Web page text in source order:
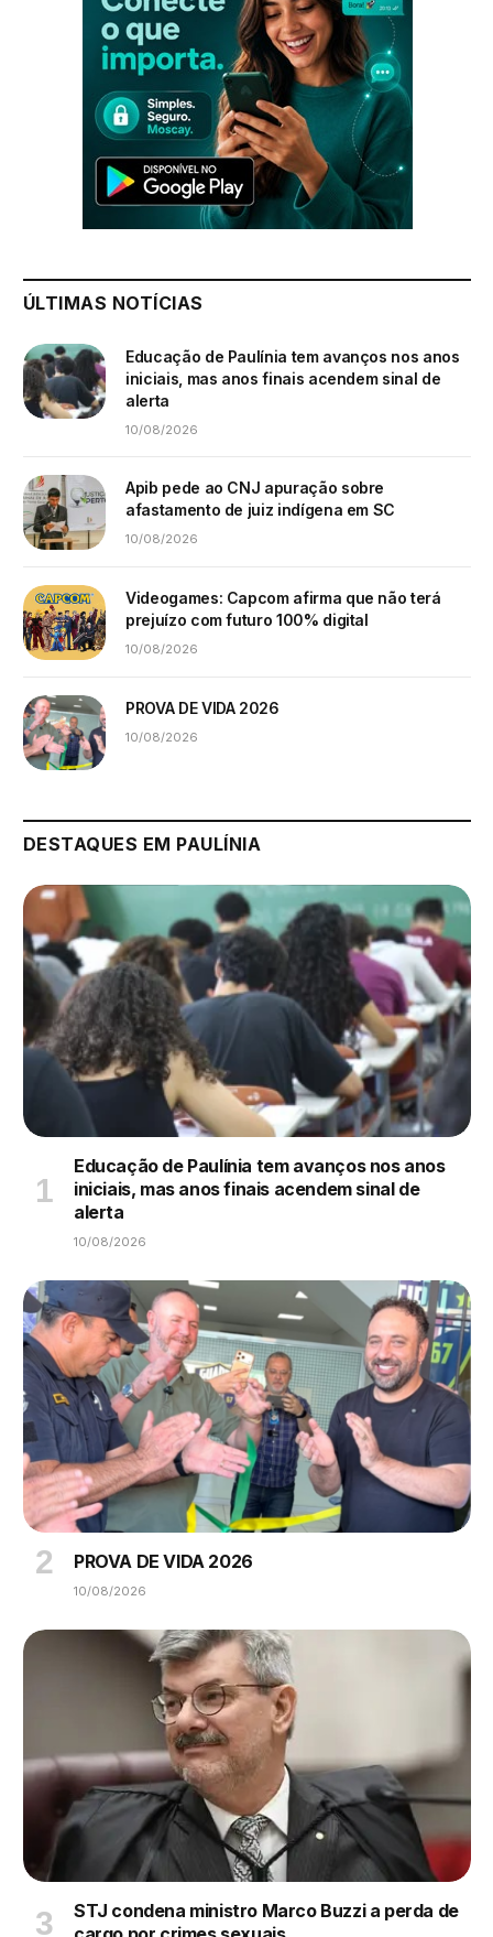
ÚLTIMAS NOTÍCIAS
Educação de Paulínia tem avanços nos anos
iniciais, mas anos finais acendem sinal de
alerta
10/08/2026
Apib pede ao CNJ apuração sobre
afastamento de juiz indígena em SC
10/08/2026
Videogames: Capcom afirma que não terá
prejuízo com futuro 100% digital
10/08/2026
PROVA DE VIDA 2026
10/08/2026
DESTAQUES EM PAULÍNIA
Educação de Paulínia tem avanços nos anos
iniciais, mas anos finais acendem sinal de
alerta
10/08/2026
PROVA DE VIDA 2026
10/08/2026
STJ condena ministro Marco Buzzi a perda de